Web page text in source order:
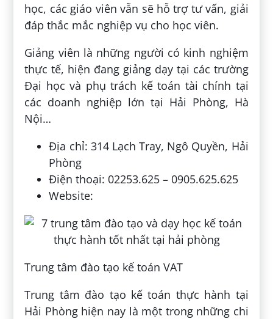
học, các giáo viên vẫn sẽ hỗ trợ tư vấn, giải
đáp thắc mắc nghiệp vụ cho học viên.
Giảng viên là những người có kinh nghiệm
thực tế, hiện đang giảng dạy tại các trường
Đại học và phụ trách kế toán tài chính tại
các doanh nghiệp lớn tại Hải Phòng, Hà
Nội…
Địa chỉ: 314 Lạch Tray, Ngô Quyền, Hải
Phòng
Điện thoại: 02253.625 – 0905.625.625
Website:
Trung tâm đào tạo kế toán VAT
Trung tâm đào tạo kế toán thực hành tại
Hải Phòng hiện nay là một trong những chi